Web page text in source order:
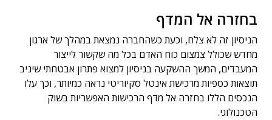
בחזרה אל המדף
הניסיון זה לא צלח, וכעת כשהחברה נמצאת במהלך של ארגון
מחדש שכולל צמצום כוח האדם בכל מה שקשור לייצור
המעבדים, המשך ההשקעה בניסיון למצוא פתרון אבטחתי שיניב
תוצאות כספיות מרכישת אינטל סקיוריטי נראה כמיותר, וכך עלו
הנכסים הללו בחזרה אל מדף הרכישות האפשריות בשוק
הטכנולוגי.